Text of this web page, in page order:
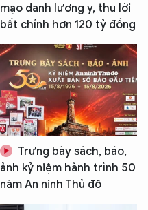
mạo danh lương y, thu lời
bất chính hơn 120 tỷ đồng
Trưng bày sách, báo,
ảnh kỷ niệm hành trình 50
năm An ninh Thủ đô